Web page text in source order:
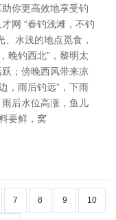
你更高效地享受钓
网 “春钓浅滩，不钓
水浅的地点觅食，
晚钓西北”，黎明太
；傍晚西风带来凉
，雨后钓远”，下雨
后水位高涨，鱼儿
要鲜，窝
7 8 9 10